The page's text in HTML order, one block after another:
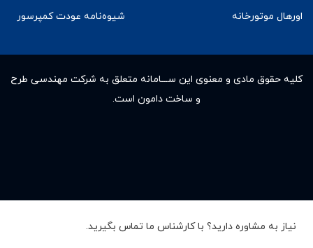
اورهال موتورخانه
شیوه‌نامه عودت کمپرسور
کلیه حقوق مادى و معنوى این ســـامانه متعلق به شرکت مهندسی طرح
و ساخت دامون است.
نیاز به مشاوره دارید؟ با کارشناس ما تماس بگیرید.